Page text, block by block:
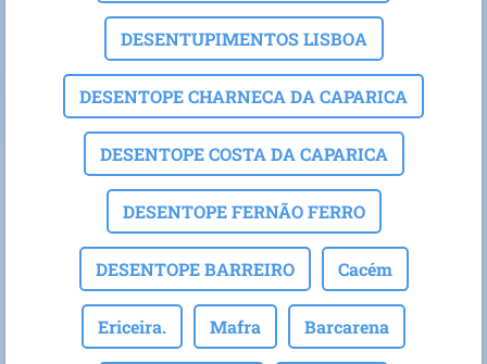
DESENTUPIMENTOS LISBOA
DESENTOPE CHARNECA DA CAPARICA
DESENTOPE COSTA DA CAPARICA
DESENTOPE FERNÃO FERRO
DESENTOPE BARREIRO Cacém
Ericeira. Mafra Barcarena